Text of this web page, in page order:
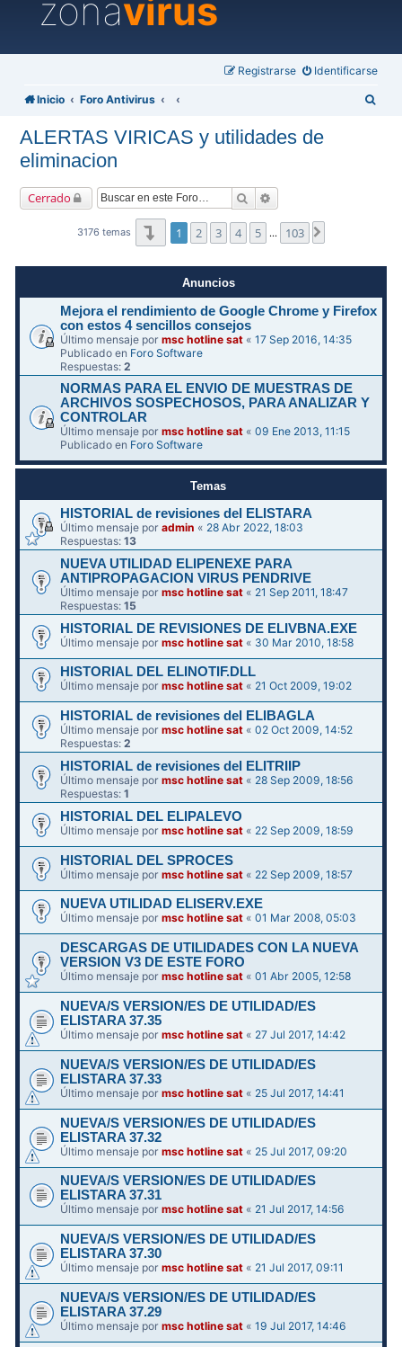
zonavirus
Identificarse
Registrarse
Inicio Foro Antivirus
ALERTAS VIRICAS y utilidades de
eliminacion
Cerrado Buscar
3176 temas Página1de103
1 2 3 4 5 … 103
Anuncios
Mejora el rendimiento de Google Chrome y Firefox
con estos 4 sencillos consejos
Último mensaje pormsc hotline sat «17 Sep 2016, 14:35
Publicado en Foro Software
Respuestas:2
NORMAS PARA EL ENVIO DE MUESTRAS DE
ARCHIVOS SOSPECHOSOS, PARA ANALIZAR Y
CONTROLAR
Último mensaje pormsc hotline sat «09 Ene 2013, 11:15
Publicado en Foro Software
Temas
HISTORIAL de revisiones del ELISTARA
Último mensaje poradmin « 28 Abr 2022, 18:03
Respuestas:13
NUEVA UTILIDAD ELIPENEXE PARA
ANTIPROPAGACION VIRUS PENDRIVE
Último mensaje pormsc hotline sat « 21 Sep 2011, 18:47
Respuestas:15
HISTORIAL DE REVISIONES DE ELIVBNA.EXE
Último mensaje pormsc hotline sat « 30 Mar 2010, 18:58
HISTORIAL DEL ELINOTIF.DLL
Último mensaje pormsc hotline sat « 21 Oct 2009, 19:02
HISTORIAL de revisiones del ELIBAGLA
Último mensaje pormsc hotline sat «02 Oct 2009, 14:52
Respuestas:2
HISTORIAL de revisiones del ELITRIIP
Último mensaje pormsc hotline sat « 28 Sep 2009, 18:56
Respuestas:1
HISTORIAL DEL ELIPALEVO
Último mensaje pormsc hotline sat « 22 Sep 2009, 18:59
HISTORIAL DEL SPROCES
Último mensaje pormsc hotline sat « 22 Sep 2009, 18:57
NUEVA UTILIDAD ELISERV.EXE
Último mensaje pormsc hotline sat «01 Mar 2008, 05:03
DESCARGAS DE UTILIDADES CON LA NUEVA
VERSION V3 DE ESTE FORO
Último mensaje pormsc hotline sat «01 Abr 2005, 12:58
NUEVA/S VERSION/ES DE UTILIDAD/ES
ELISTARA 37.35
Último mensaje pormsc hotline sat « 27 Jul 2017, 14:42
NUEVA/S VERSION/ES DE UTILIDAD/ES
ELISTARA 37.33
Último mensaje pormsc hotline sat « 25 Jul 2017, 14:41
NUEVA/S VERSION/ES DE UTILIDAD/ES
ELISTARA 37.32
Último mensaje pormsc hotline sat « 25 Jul 2017, 09:20
NUEVA/S VERSION/ES DE UTILIDAD/ES
ELISTARA 37.31
Último mensaje pormsc hotline sat « 21 Jul 2017, 14:56
NUEVA/S VERSION/ES DE UTILIDAD/ES
ELISTARA 37.30
Último mensaje pormsc hotline sat « 21 Jul 2017, 09:11
NUEVA/S VERSION/ES DE UTILIDAD/ES
ELISTARA 37.29
Último mensaje pormsc hotline sat «19 Jul 2017, 14:46